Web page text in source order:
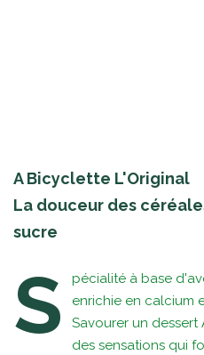
A Bicyclette L'Original
La douceur des
sucre
S
pécialité à base
enrichie en calcium
Savourer un dessert
des sensations qui